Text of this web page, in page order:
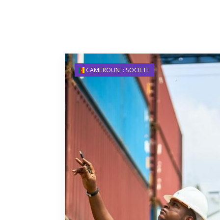
CAMEROUN :: SOCIETE